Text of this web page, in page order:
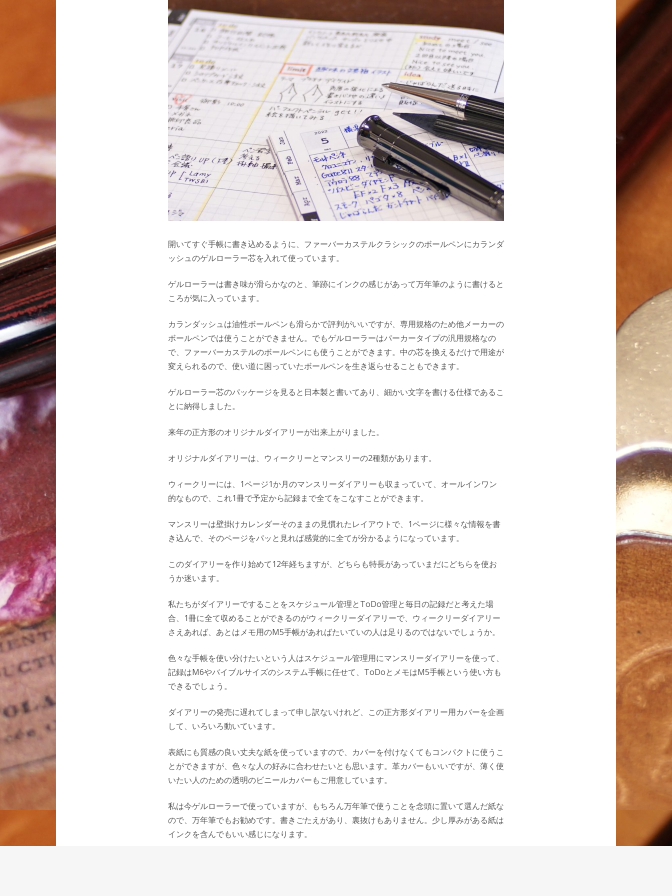
開いてすぐ手帳に書き込めるように、ファーバーカステルクラシックのボールペンにカランダ
ッシュのゲルローラー芯を入れて使っています。
ゲルローラーは書き味が滑らかなのと、筆跡にインクの感じがあって万年筆のように書けると
ころが気に入っています。
カランダッシュは油性ボールペンも滑らかで評判がいいですが、専用規格のため他メーカーの
ボールペンでは使うことができません。でもゲルローラーはパーカータイプの汎用規格なの
で、ファーバーカステルのボールペンにも使うことができます。中の芯を換えるだけで用途が
変えられるので、使い道に困っていたボールペンを生き返らせることもできます。
ゲルローラー芯のパッケージを見ると日本製と書いてあり、細かい文字を書ける仕様であるこ
とに納得しました。
来年の正方形のオリジナルダイアリーが出来上がりました。
オリジナルダイアリーは、ウィークリーとマンスリーの2種類があります。
ウィークリーには、1ページ1か月のマンスリーダイアリーも収まっていて、オールインワン
的なもので、これ1冊で予定から記録まで全てをこなすことができます。
マンスリーは壁掛けカレンダーそのままの見慣れたレイアウトで、1ページに様々な情報を書
き込んで、そのページをパッと見れば感覚的に全てが分かるようになっています。
このダイアリーを作り始めて12年経ちますが、どちらも特長があっていまだにどちらを使お
うか迷います。
私たちがダイアリーですることをスケジュール管理とToDo管理と毎日の記録だと考えた場
合、1冊に全て収めることができるのがウィークリーダイアリーで、ウィークリーダイアリー
さえあれば、あとはメモ用のM5手帳があればたいていの人は足りるのではないでしょうか。
色々な手帳を使い分けたいという人はスケジュール管理用にマンスリーダイアリーを使って、
記録はM6やバイブルサイズのシステム手帳に任せて、ToDoとメモはM5手帳という使い方も
できるでしょう。
ダイアリーの発売に遅れてしまって申し訳ないけれど、この正方形ダイアリー用カバーを企画
して、いろいろ動いています。
表紙にも質感の良い丈夫な紙を使っていますので、カバーを付けなくてもコンパクトに使うこ
とができますが、色々な人の好みに合わせたいとも思います。革カバーもいいですが、薄く使
いたい人のための透明のビニールカバーもご用意しています。
私は今ゲルローラーで使っていますが、もちろん万年筆で使うことを念頭に置いて選んだ紙な
ので、万年筆でもお勧めです。書きごたえがあり、裏抜けもありません。少し厚みがある紙は
インクを含んでもいい感じになります。